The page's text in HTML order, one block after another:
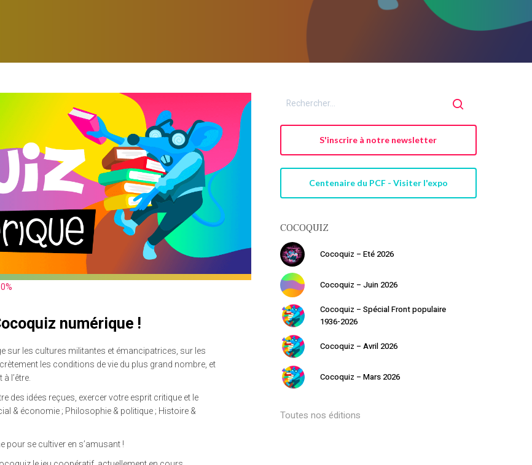
S'inscrire à notre newsletter
Centenaire du PCF - Visiter l'expo
COCOQUIZ
Cocoquiz – Eté 2026
Cocoquiz – Juin 2026
Cocoquiz – Spécial Front populaire
1936-2026
Cocoquiz – Avril 2026
Cocoquiz – Mars 2026
Toutes nos éditions